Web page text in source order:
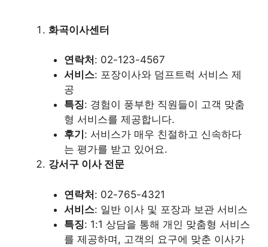
화곡이사센터
연락처 : 02-123-4567
서비스: 포장이사와 덤프트럭 서비스 제
공
특징: 경험이 풍부한 직원들이 고객 맞춤
형 서비스를 제공합니다.
후기 : 서비스가 매우 친절하고 신속하다
는 평가를 받고 있어요.
강서구 이사 전문
연락처: 02-765-4321
서비스: 일반 이사 및 포장과 보관 서비스
특징: 1:1 상담을 통해 개인 맞춤형 서비스
를 제공하며, 고객의 요구에 맞춘 이사가